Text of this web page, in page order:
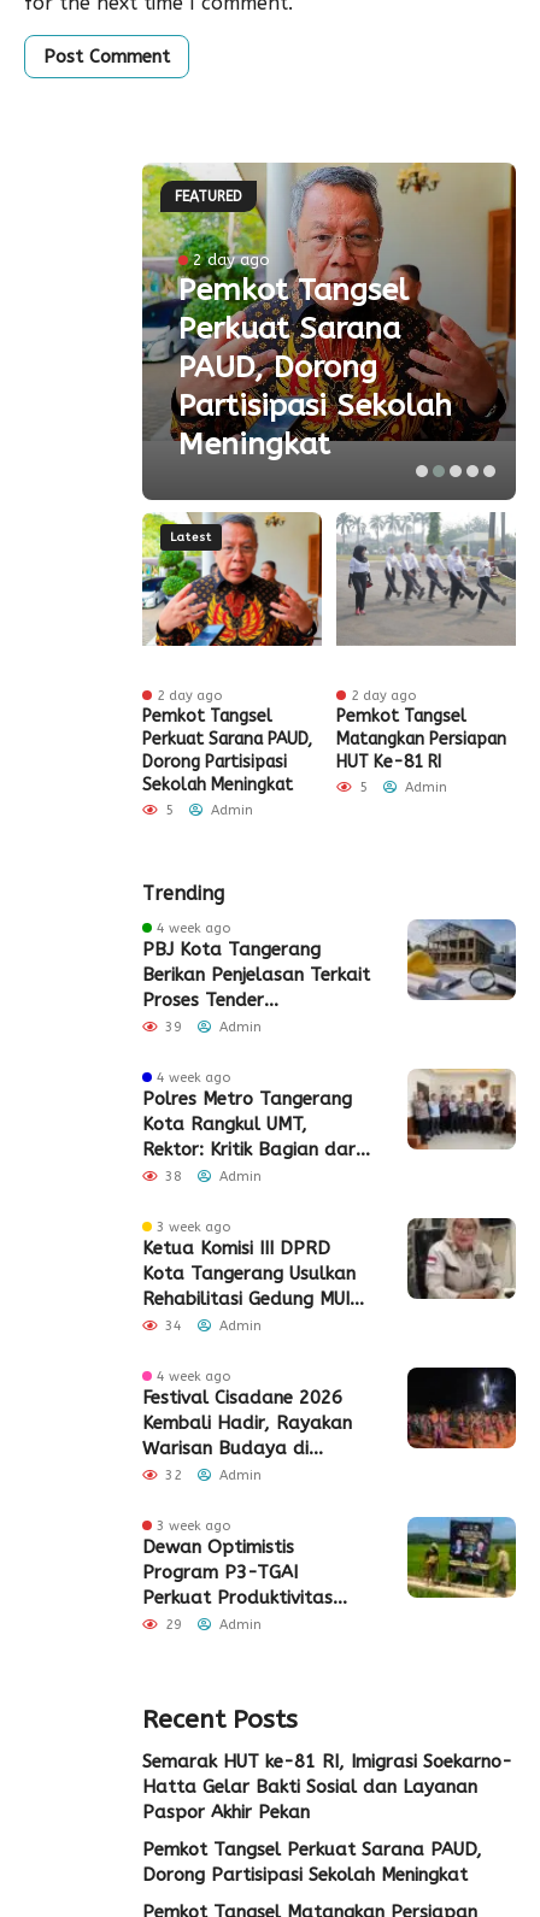
FEATURED
2 day ago
Pemkot Tangsel
Perkuat Sarana
PAUD, Dorong
Partisipasi Sekolah
Meningkat
Latest
2 day ago
Pemkot Tangsel
Perkuat Sarana PAUD,
Dorong Partisipasi
Sekolah Meningkat
5 Admin
2 day ago
Pemkot Tangsel
Matangkan Persiapan
HUT Ke-81 RI
5 Admin
Trending
4 week ago
PBJ Kota Tangerang
Berikan Penjelasan Terkait
Proses Tender
Pembangunan Eks Pabrik
39 Admin
4 week ago
Polres Metro Tangerang
Kota Rangkul UMT,
Rektor: Kritik Bagian dari
Demokrasi
38 Admin
3 week ago
Ketua Komisi III DPRD
Kota Tangerang Usulkan
Rehabilitasi Gedung MUI
Periuk
34 Admin
4 week ago
Festival Cisadane 2026
Kembali Hadir, Rayakan
Warisan Budaya di
Jantung Kota Tangerang
32 Admin
3 week ago
Dewan Optimistis
Program P3-TGAI
Perkuat Produktivitas
Pertanian di Lebak
29 Admin
Recent Posts
Semarak HUT ke-81 RI, Imigrasi Soekarno-
Hatta Gelar Bakti Sosial dan Layanan
Paspor Akhir Pekan
Pemkot Tangsel Perkuat Sarana PAUD,
Dorong Partisipasi Sekolah Meningkat
Pemkot Tangsel Matangkan Persiapan